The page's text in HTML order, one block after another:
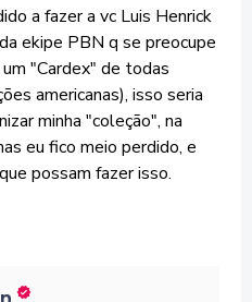
a fazer a vc Luis Henrick
ekipe PBN q se preocupe
"Cardex" de todas
americanas), isso seria
minha "coleção", na
eu fico meio perdido, e
possam fazer isso.